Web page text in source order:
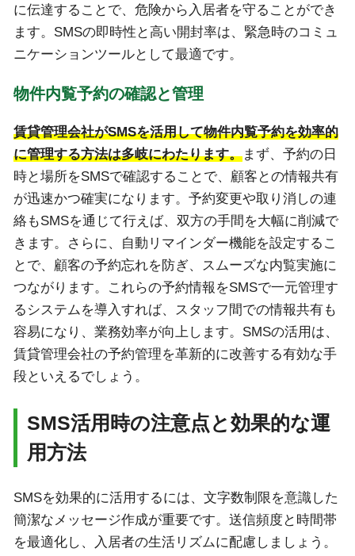
に伝達することで、危険から入居者を守ることができ
ます。SMSの即時性と高い開封率は、緊急時のコミュ
ニケーションツールとして最適です。
物件内覧予約の確認と管理
賃貸管理会社がSMSを活用して物件内覧予約を効率的
に管理する方法は多岐にわたります。まず、予約の日
時と場所をSMSで確認することで、顧客との情報共有
が迅速かつ確実になります。予約変更や取り消しの連
絡もSMSを通じて行えば、双方の手間を大幅に削減で
きます。さらに、自動リマインダー機能を設定するこ
とで、顧客の予約忘れを防ぎ、スムーズな内覧実施に
つながります。これらの予約情報をSMSで一元管理す
るシステムを導入すれば、スタッフ間での情報共有も
容易になり、業務効率が向上します。SMSの活用は、
賃貸管理会社の予約管理を革新的に改善する有効な手
段といえるでしょう。
SMS活用時の注意点と効果的な運
用方法
SMSを効果的に活用するには、文字数制限を意識した
簡潔なメッセージ作成が重要です。送信頻度と時間帯
を最適化し、入居者の生活リズムに配慮しましょう。